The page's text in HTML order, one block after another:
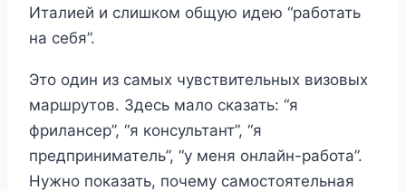
Италией и слишком общую идею “работать
на себя”.
Это один из самых чувствительных визовых
маршрутов. Здесь мало сказать: “я
фрилансер”, “я консультант”, “я
предприниматель”, “у меня онлайн-работа”.
Нужно показать, почему самостоятельная